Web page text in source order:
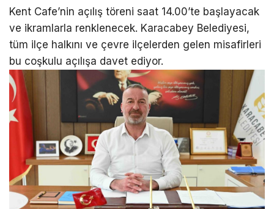
Kent Cafe’nin açılış töreni saat 14.00’te başlayacak
ve ikramlarla renklenecek. Karacabey Belediyesi,
tüm ilçe halkını ve çevre ilçelerden gelen misafirleri
bu coşkulu açılışa davet ediyor.